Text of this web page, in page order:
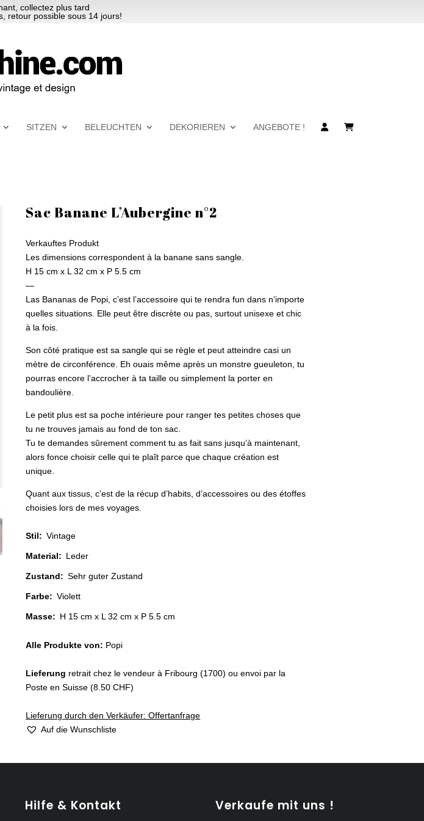
collectez plus tard
retour possible sous 14 jours!
SITZEN BELEUCHTEN DEKORIEREN ANGEBOTE !
Sac Banane L’Aubergine n°2
Verkauftes Produkt
Les dimensions correspondent à la banane sans sangle.
H 15 cm x L 32 cm x P 5.5 cm
—
Las Bananas de Popi, c’est l’accessoire qui te rendra fun dans n’importe
quelles situations. Elle peut être discrète ou pas, surtout unisexe et chic
à la fois.
Son côté pratique est sa sangle qui se règle et peut atteindre casi un
mètre de circonférence. Eh ouais même après un monstre gueuleton, tu
pourras encore l’accrocher à ta taille ou simplement la porter en
bandoulière.
Le petit plus est sa poche intérieure pour ranger tes petites choses que
tu ne trouves jamais au fond de ton sac.
Tu te demandes sûrement comment tu as fait sans jusqu’à maintenant,
alors fonce choisir celle qui te plaît parce que chaque création est
unique.
Quant aux tissus, c’est de la récup d’habits, d’accessoires ou des étoffes
choisies lors de mes voyages.
Stil: Vintage
Material: Leder
Zustand: Sehr guter Zustand
Farbe: Violett
Masse: H 15 cm x L 32 cm x P 5.5 cm
Alle Produkte von: Popi
Lieferung retrait chez le vendeur à Fribourg (1700) ou envoi par la
Poste en Suisse (8.50 CHF)
Lieferung durch den Verkäufer: Offertanfrage
Auf die Wunschliste
Hilfe & Kontakt Verkaufe mit uns !